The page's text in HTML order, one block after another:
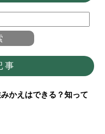
事
かえはできる？知って